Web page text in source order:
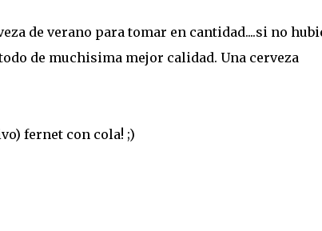
de verano para tomar en cantidad....si no
de muchisima mejor calidad. Una cerveza
fernet con cola! ;)